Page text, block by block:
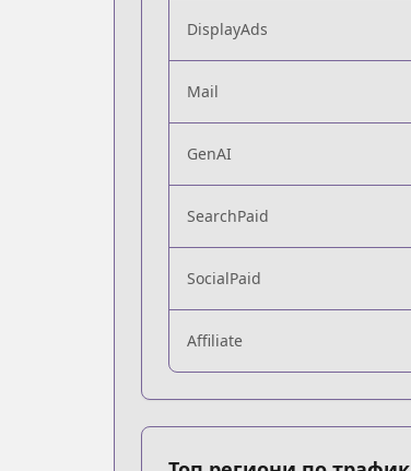
DisplayAds
Mail
GenAI
SearchPaid
SocialPaid
Affiliate